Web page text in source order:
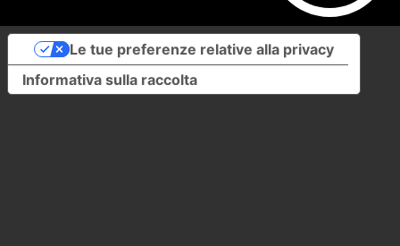
Informativa sulla raccolta
Le tue preferenze relative alla privacy